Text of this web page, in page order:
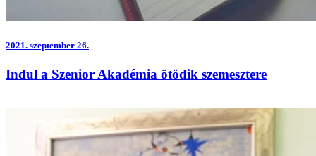
2021. szeptember 26.
Indul a Szenior Akadémia ötödik szemesztere